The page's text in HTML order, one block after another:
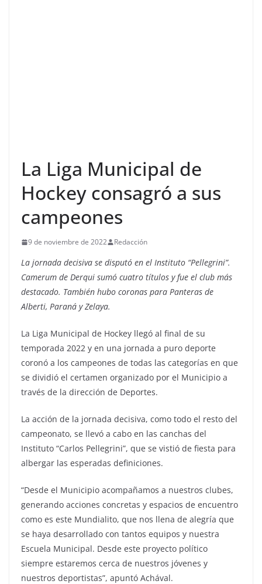
La Liga Municipal de
Hockey consagró a sus
campeones
9 de noviembre de 2022 Redacción
La jornada decisiva se disputó en el Instituto “Pellegrini”.
Camerum de Derqui sumó cuatro títulos y fue el club más
destacado. También hubo coronas para Panteras de
Alberti, Paraná y Zelaya.
La Liga Municipal de Hockey llegó al final de su
temporada 2022 y en una jornada a puro deporte
coronó a los campeones de todas las categorías en que
se dividió el certamen organizado por el Municipio a
través de la dirección de Deportes.
La acción de la jornada decisiva, como todo el resto del
campeonato, se llevó a cabo en las canchas del
Instituto “Carlos Pellegrini”, que se vistió de fiesta para
albergar las esperadas definiciones.
“Desde el Municipio acompañamos a nuestros clubes,
generando acciones concretas y espacios de encuentro
como es este Mundialito, que nos llena de alegría que
se haya desarrollado con tantos equipos y nuestra
Escuela Municipal. Desde este proyecto político
siempre estaremos cerca de nuestros jóvenes y
nuestros deportistas”, apuntó Achával.